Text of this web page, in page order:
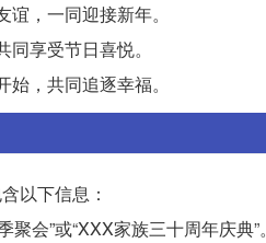
，一同迎接新年。
享受节日喜悦。
，共同追逐幸福。
以下信息：
会”或“XXX家族三十周年庆典”。